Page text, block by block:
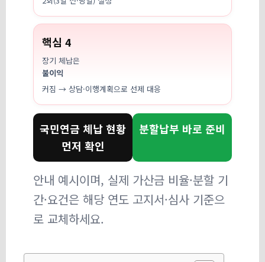
핵심 4
장기 체납은
불이익
커짐 → 상담·이행계획으로 선제 대응
국민연금 체납 현황
먼저 확인
분할납부 바로 준비
안내 예시이며, 실제 가산금 비율·분할 기
간·요건은 해당 연도 고지서·심사 기준으
로 교체하세요.